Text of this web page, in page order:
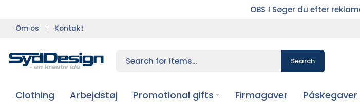
OBS ! Søger du efter
Om os Kontakt
Search
Clothing Arbejdstøj Promotional gifts Firmagaver Påskegaver